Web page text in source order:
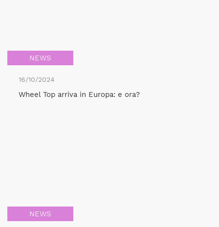
NEWS
16/10/2024
Wheel Top arriva in Europa: e ora?
NEWS